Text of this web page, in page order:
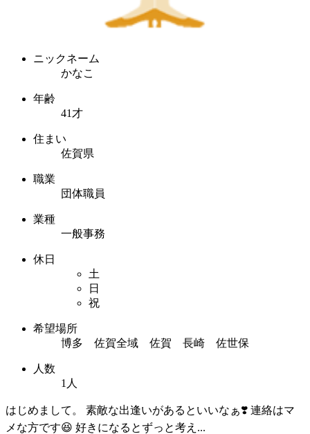
ニックネーム
かなこ
年齢
41才
住まい
佐賀県
職業
団体職員
業種
一般事務
休日
土
日
祝
希望場所
博多 佐賀全域 佐賀 長崎 佐世保
人数
1人
はじめまして。 素敵な出逢いがあるといいなぁ❣️ 連絡はマ
メな方です😆 好きになるとずっと考え...